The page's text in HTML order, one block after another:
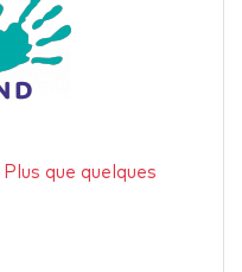
Plus que quelques